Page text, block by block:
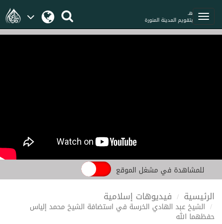
هـ
بتقويم المدينة المنورة
للمشاهدة في مشغل الموقع
الرئيسية فيديوهات إسلامية
الشيخ عبد الهادي الخرسة في استضافة الشيخ محمد إلياس
حفظهما الله